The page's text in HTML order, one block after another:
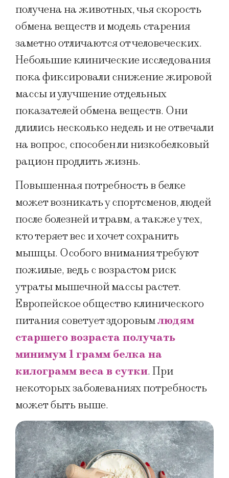
получена на животных, чья скорость
обмена веществ и модель старения
заметно отличаются от человеческих.
Небольшие клинические исследования
пока фиксировали снижение жировой
массы и улучшение отдельных
показателей обмена веществ. Они
длились несколько недель и не отвечали
на вопрос, способен ли низкобелковый
рацион продлить жизнь.
Повышенная потребность в белке
может возникать у спортсменов, людей
после болезней и травм, а также у тех,
кто теряет вес и хочет сохранить
мышцы. Особого внимания требуют
пожилые, ведь с возрастом риск
утраты мышечной массы растет.
Европейское общество клинического
питания советует здоровымлюдям
старшего возраста получать
минимум 1 грамм белка на
килограмм веса в сутки. При
некоторых заболеваниях потребность
может быть выше.